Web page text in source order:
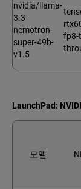
nvidia/llama-
3.3-
nemotron-
super-49b-
v1.5
fp8-
LaunchPad:
모델